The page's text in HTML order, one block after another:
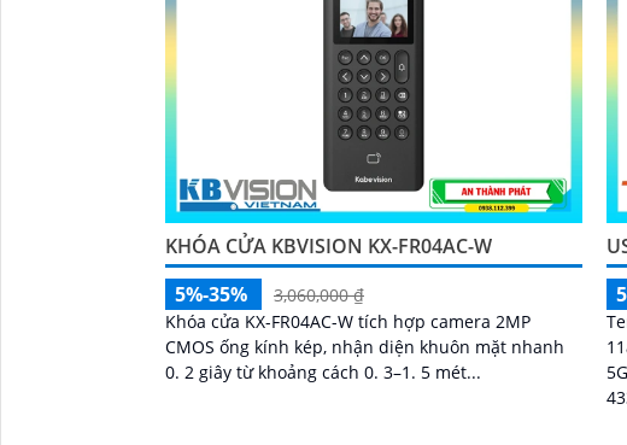
KHÓA CỬA KBVISION KX-FR04AC-W
5%-35%
3,060,000 ₫
Khóa cửa KX-FR04AC-W tích hợp camera 2MP
CMOS ống kính kép, nhận diện khuôn mặt nhanh
0. 2 giây từ khoảng cách 0. 3–1. 5 mét...